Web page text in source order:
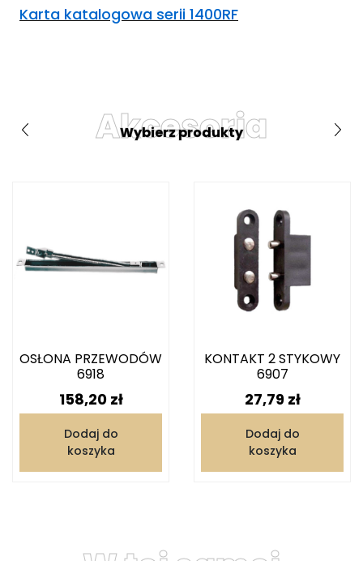
Karta katalogowa serii 1400RF
Akcesoria
Wybierz produkty
OSŁONA PRZEWODÓW
6918
Cena
158,20 zł
Dodaj do
koszyka
KONTAKT 2 STYKOWY
6907
Cena
27,79 zł
Dodaj do
koszyka